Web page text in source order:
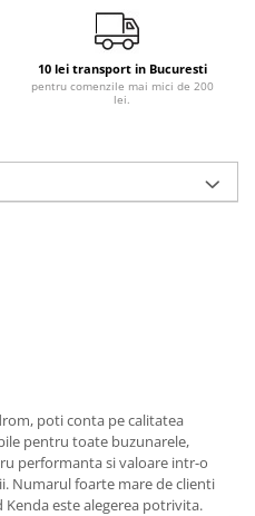
10 lei transport in Bucuresti
pentru comenzile mai mici de 200
lei.
poti conta pe calitatea
pentru toate buzunarele,
performanta si valoare intr-o
Numarul foarte mare de clienti
este alegerea potrivita.